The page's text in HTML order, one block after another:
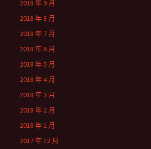
2018 年 9 月
2018 年 8 月
2018 年 7 月
2018 年 6 月
2018 年 5 月
2018 年 4 月
2018 年 3 月
2018 年 2 月
2018 年 1 月
2017 年 12 月